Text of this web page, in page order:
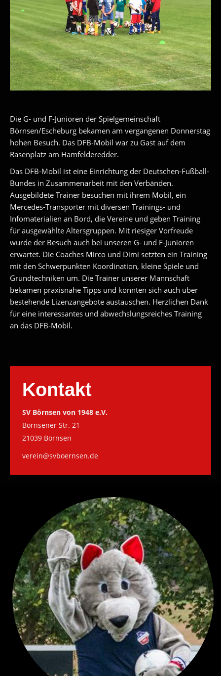
Die G- und F-Junioren der Spielgemeinschaft
Börnsen/Escheburg bekamen am vergangenen Donnerstag
hohen Besuch. Das DFB-Mobil war zu Gast auf dem
Rasenplatz am Hamfelderedder.
Das DFB-Mobil ist eine Einrichtung der Deutschen-Fußball-
Bundes in Zusammenarbeit mit den Verbänden.
Ausgebildete Trainer besuchen mit ihrem Mobil, ein
Mercedes-Transporter mit diversen Trainings- und
Infomaterialien an Bord, die Vereine und geben Training
für ausgewählte Altersgruppen. Mit riesiger Vorfreude
wurde der Besuch auch bei unseren G- und F-Junioren
erwartet. Die Coaches Mirco und Dimi setzten ein Training
mit den Schwerpunkten Koordination, kleine Spiele und
Grundtechniken um. Die Trainer unserer Mannschaft
bekamen praxisnahe Tipps und konnten sich auch über
bestehende Lizenzangebote austauschen. Herzlichen Dank
für eine interessantes und abwechslungsreiches Training
an das DFB-Mobil.
Kontakt
SV Börnsen von 1948 e.V.
Börnsener Str. 21
21039 Börnsen
verein@svboernsen.de